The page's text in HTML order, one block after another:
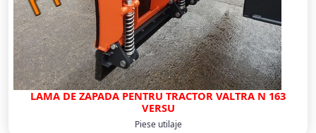
LAMA DE ZAPADA PENTRU TRACTOR VALTRA N 163
VERSU
Piese utilaje